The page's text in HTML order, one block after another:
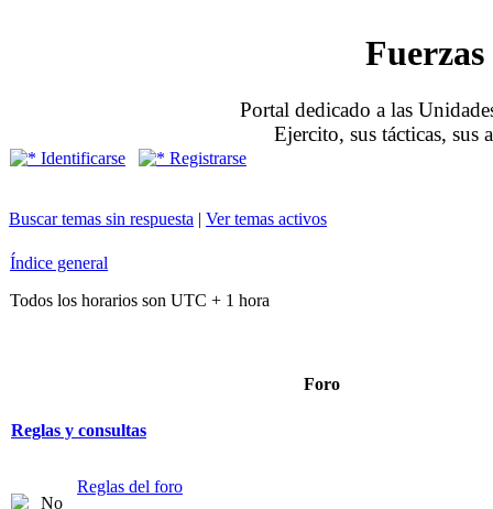
Portal dedicado a las
Ejercito, sus tácticas, sus
Identificarse Registrarse
Buscar temas sin respuesta | Ver temas activos
Índice general
Todos los horarios son UTC + 1 hora
Foro
Reglas y consultas
Reglas del foro